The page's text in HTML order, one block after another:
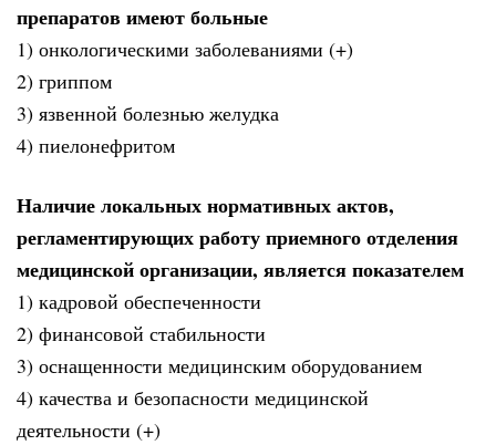
препаратов имеют больные
1) онкологическими заболеваниями (+)
2) гриппом
3) язвенной болезнью желудка
4) пиелонефритом
Наличие локальных нормативных актов,
регламентирующих работу приемного отделения
медицинской организации, является показателем
1) кадровой обеспеченности
2) финансовой стабильности
3) оснащенности медицинским оборудованием
4) качества и безопасности медицинской
деятельности (+)